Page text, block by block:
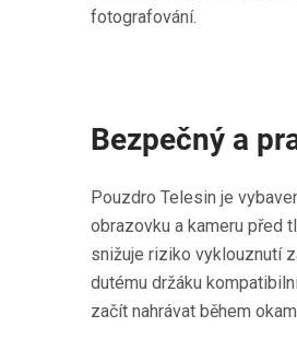
fotografování.
Bezpečný a
Pouzdro Telesin je
obrazovku a kameru před
snižuje riziko vyklouznutí
dutému držáku
začít nahrávat během